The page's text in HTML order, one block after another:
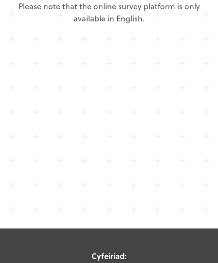
Please note that the online survey platform is only
available in English.
Cyfeiriad: